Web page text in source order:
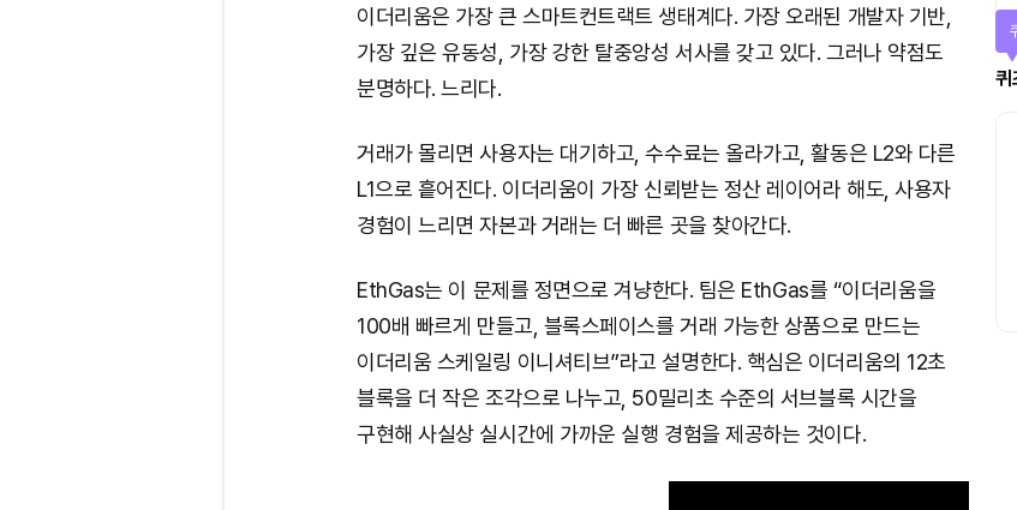
이더리움은 가장 큰 스마트컨트랙트 생태계다. 가장 오래된 개발자 기반,
가장 깊은 유동성, 가장 강한 탈중앙성 서사를 갖고 있다. 그러나 약점도
분명하다. 느리다.
거래가 몰리면 사용자는 대기하고, 수수료는 올라가고, 활동은 L2와 다른
L1으로 흩어진다. 이더리움이 가장 신뢰받는 정산 레이어라 해도, 사용자
경험이 느리면 자본과 거래는 더 빠른 곳을 찾아간다.
EthGas는 이 문제를 정면으로 겨냥한다. 팀은 EthGas를 “이더리움을
100배 빠르게 만들고, 블록스페이스를 거래 가능한 상품으로 만드는
이더리움 스케일링 이니셔티브”라고 설명한다. 핵심은 이더리움의 12초
블록을 더 작은 조각으로 나누고, 50밀리초 수준의 서브블록 시간을
구현해 사실상 실시간에 가까운 실행 경험을 제공하는 것이다.
퀴